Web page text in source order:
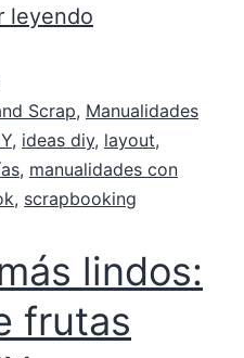
leyendo
Scrap, Manualidades
, ideas diy, layout,
, manualidades con
, scrapbooking
lindos:
frutas